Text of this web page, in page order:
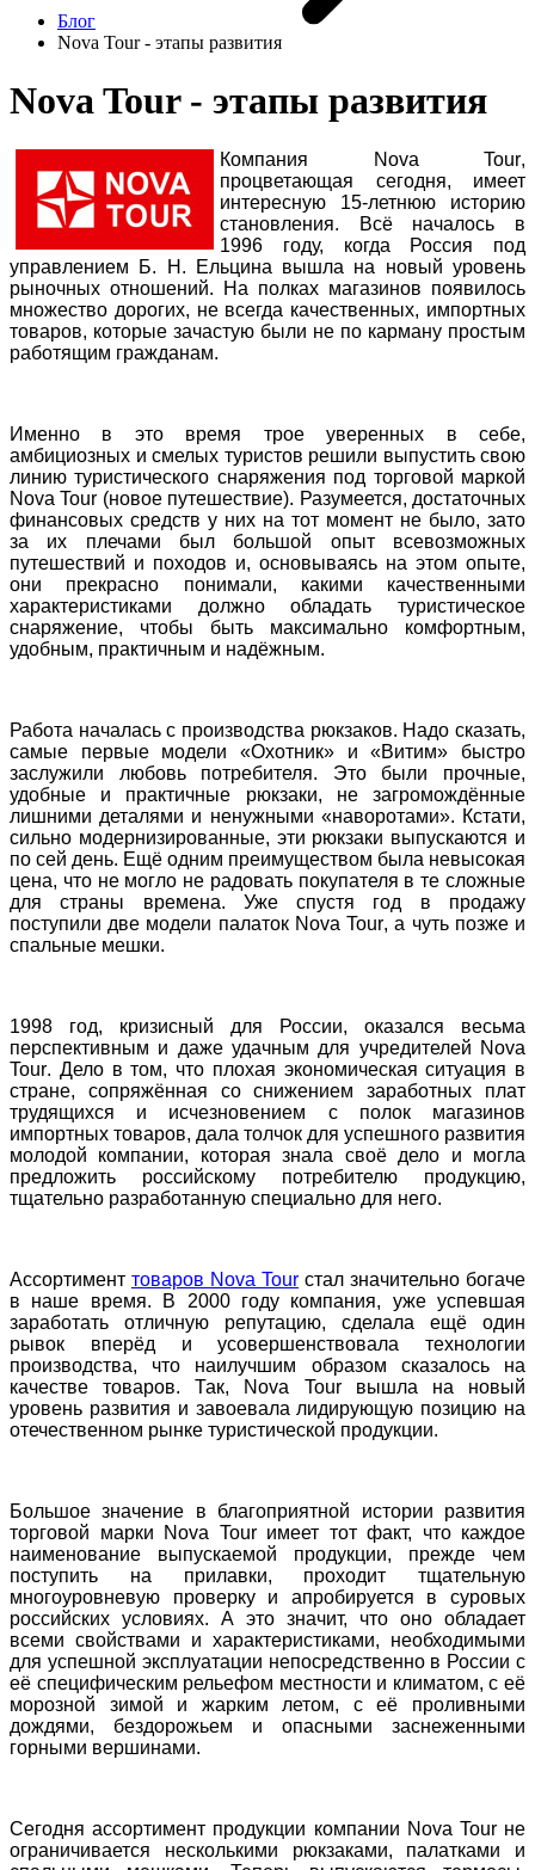
Блог
Nova Tour - этапы развития
Nova Tour - этапы развития
Компания Nova Tour,
процветающая сегодня, имеет
интересную 15-летнюю историю
становления. Всё началось в
1996 году, когда Россия под
управлением Б. Н. Ельцина вышла на новый уровень
рыночных отношений. На полках магазинов появилось
множество дорогих, не всегда качественных, импортных
товаров, которые зачастую были не по карману простым
работящим гражданам.
Именно в это время трое уверенных в себе,
амбициозных и смелых туристов решили выпустить свою
линию туристического снаряжения под торговой маркой
Nova Tour (новое путешествие). Разумеется, достаточных
финансовых средств у них на тот момент не было, зато
за их плечами был большой опыт всевозможных
путешествий и походов и, основываясь на этом опыте,
они прекрасно понимали, какими качественными
характеристиками должно обладать туристическое
снаряжение, чтобы быть максимально комфортным,
удобным, практичным и надёжным.
Работа началась с производства рюкзаков. Надо сказать,
самые первые модели «Охотник» и «Витим» быстро
заслужили любовь потребителя. Это были прочные,
удобные и практичные рюкзаки, не загромождённые
лишними деталями и ненужными «наворотами». Кстати,
сильно модернизированные, эти рюкзаки выпускаются и
по сей день. Ещё одним преимуществом была невысокая
цена, что не могло не радовать покупателя в те сложные
для страны времена. Уже спустя год в продажу
поступили две модели палаток Nova Tour, а чуть позже и
спальные мешки.
1998 год, кризисный для России, оказался весьма
перспективным и даже удачным для учредителей Nova
Tour. Дело в том, что плохая экономическая ситуация в
стране, сопряжённая со снижением заработных плат
трудящихся и исчезновением с полок магазинов
импортных товаров, дала толчок для успешного развития
молодой компании, которая знала своё дело и могла
предложить российскому потребителю продукцию,
тщательно разработанную специально для него.
Ассортимент товаров Nova Tour стал значительно богаче
в наше время. В 2000 году компания, уже успевшая
заработать отличную репутацию, сделала ещё один
рывок вперёд и усовершенствовала технологии
производства, что наилучшим образом сказалось на
качестве товаров. Так, Nova Tourвышла на новый
уровень развития и завоевала лидирующую позицию на
отечественном рынке туристической продукции.
Большое значение в благоприятной истории развития
торговой марки
Nova Tour имеет тот факт, что каждое
наименование выпускаемой продукции, прежде чем
поступить на прилавки, проходит тщательную
многоуровневую проверку и апробируется в суровых
российских условиях. А это значит, что оно обладает
всеми свойствами и характеристиками, необходимыми
для успешной эксплуатации непосредственно в России с
её специфическим рельефом местности и климатом, с её
морозной зимой и жарким летом, с её проливными
дождями, бездорожьем и опасными заснеженными
горными вершинами.
Сегодня ассортимент продукции компании Nova Tour не
ограничивается несколькими рюкзаками, палатками и